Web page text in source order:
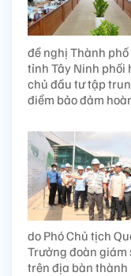
đề nghị Thành
tỉnh Tây Ninh phối
chủ đầu tư tập
điểm bảo đảm
do Phó Chủ tịch
Trưởng đoàn giám
trên địa bàn thành